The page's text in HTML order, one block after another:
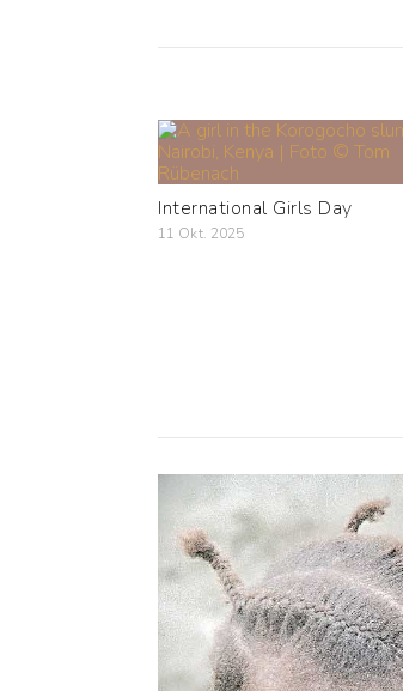
International Girls Day
11 Okt. 2025